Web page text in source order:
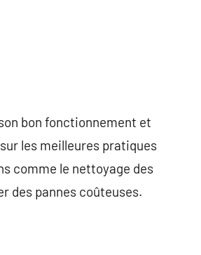
bon fonctionnement et
les meilleures pratiques
comme le nettoyage des
des pannes coûteuses.